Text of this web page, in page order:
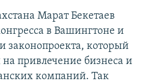
Марат Бекетаев
в Вашингтоне и
законопроекта, который
привлечение бизнеса и
компаний. Так